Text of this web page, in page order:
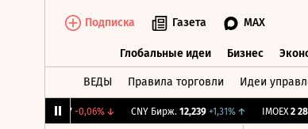
Подписка Газета MAX
Глобальные идеи Бизнес
ВЕДЫ Правила торговли Идеи
-0,06%↓ CNY Бирж. 12,239 +1,31%↑ IMOEX 2